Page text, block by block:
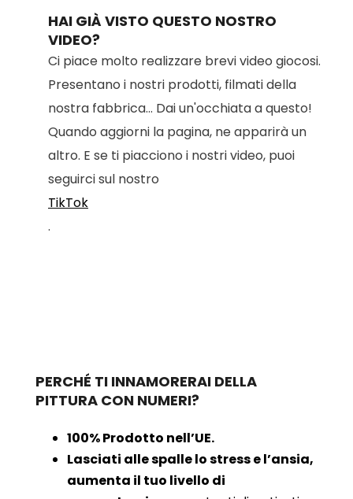
HAI GIÀ VISTO QUESTO NOSTRO
VIDEO?
Ci piace molto realizzare brevi video giocosi.
Presentano i nostri prodotti, filmati della
nostra fabbrica... Dai un'occhiata a questo!
Quando aggiorni la pagina, ne apparirà un
altro. E se ti piacciono i nostri video, puoi
seguirci sul nostro
TikTok
.
PERCHÉ TI INNAMORERAI DELLA
PITTURA CON NUMERI?
100% Prodotto nell’UE.
Lasciati alle spalle lo stress e l’ansia,
aumenta il tuo livello di